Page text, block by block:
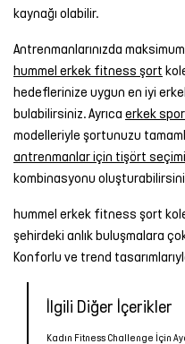
kaynağı olabilir.
Antrenmanlarınızda
hummel erkek fitness şort
hedeflerinize uygun en iyi
bulabilirsiniz. Ayrıca erkek
modelleriyle şortunuzu
antrenmanlar için tişört
kombinasyonu
hummel erkek fitness şort
şehirdeki anlık buluşmalara
Konforlu ve trend
İlgili Diğer İçerikler
Kadın Fitness Challenge İçin